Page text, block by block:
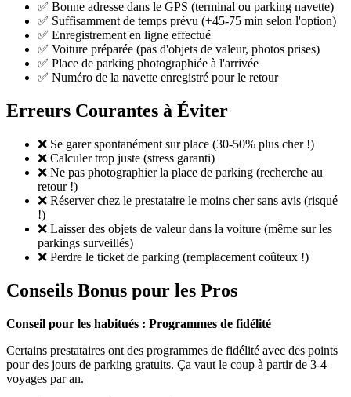
✅ Bonne adresse dans le GPS (terminal ou parking navette)
✅ Suffisamment de temps prévu (+45-75 min selon l'option)
✅ Enregistrement en ligne effectué
✅ Voiture préparée (pas d'objets de valeur, photos prises)
✅ Place de parking photographiée à l'arrivée
✅ Numéro de la navette enregistré pour le retour
Erreurs Courantes à Éviter
❌ Se garer spontanément sur place (30-50% plus cher !)
❌ Calculer trop juste (stress garanti)
❌ Ne pas photographier la place de parking (recherche au
retour !)
❌ Réserver chez le prestataire le moins cher sans avis (risqué
!)
❌ Laisser des objets de valeur dans la voiture (même sur les
parkings surveillés)
❌ Perdre le ticket de parking (remplacement coûteux !)
Conseils Bonus pour les Pros
Conseil pour les habitués : Programmes de fidélité
Certains prestataires ont des programmes de fidélité avec des points
pour des jours de parking gratuits. Ça vaut le coup à partir de 3-4
voyages par an.